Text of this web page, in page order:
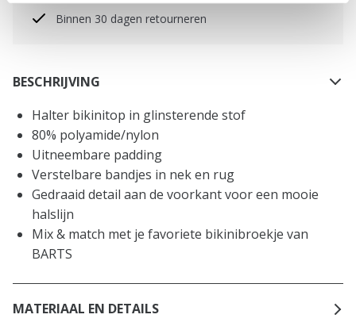
Binnen 30 dagen retourneren
BESCHRIJVING
Halter bikinitop in glinsterende stof
80% polyamide/nylon
Uitneembare padding
Verstelbare bandjes in nek en rug
Gedraaid detail aan de voorkant voor een mooie
halslijn
Mix & match met je favoriete bikinibroekje van
BARTS
MATERIAAL EN DETAILS